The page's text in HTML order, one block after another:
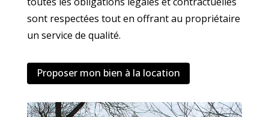
sont respectées tout en offrant au propriétaire
un service de qualité.
Proposer mon bien à la location